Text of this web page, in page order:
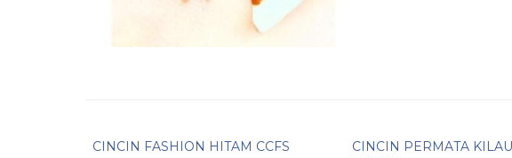
CINCIN FASHION HITAM CCFS
CINCIN PERMATA